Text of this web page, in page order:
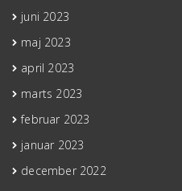
juni 2023
maj 2023
april 2023
marts 2023
februar 2023
januar 2023
december 2022